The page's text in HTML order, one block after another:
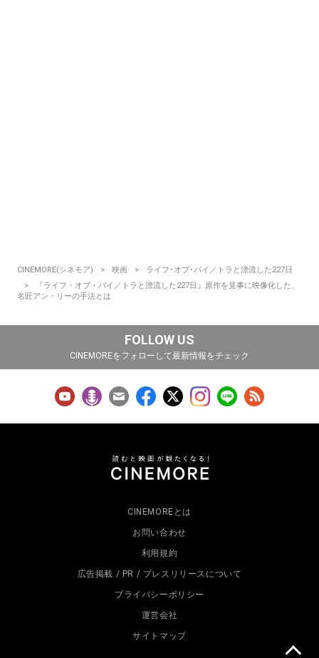
CINEMORE(シネモア) 映画
ライフ･オブ･パイ／トラと漂流した227日
『ライフ・オブ・パイ／トラと漂流した227日』原作を見事に映像化した、
名匠アン・リーの手法とは
FOLLOW US
CINEMOREをフォローして最新情報をチェック
CINEMOREとは
お問い合わせ
利用規約
広告掲載 / PR / プレスリリースについて
プライバシーポリシー
運営会社
サイトマップ